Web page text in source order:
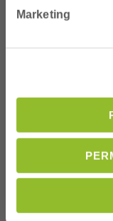
MarketingTelf: 943 42 91
Quiénes
Vocalías
Personal del
Estatutos